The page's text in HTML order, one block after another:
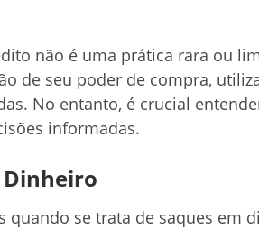
não é uma prática rara ou
de seu poder de compra,
No entanto, é crucial
informadas.
Dinheiro
quando se trata de saques em